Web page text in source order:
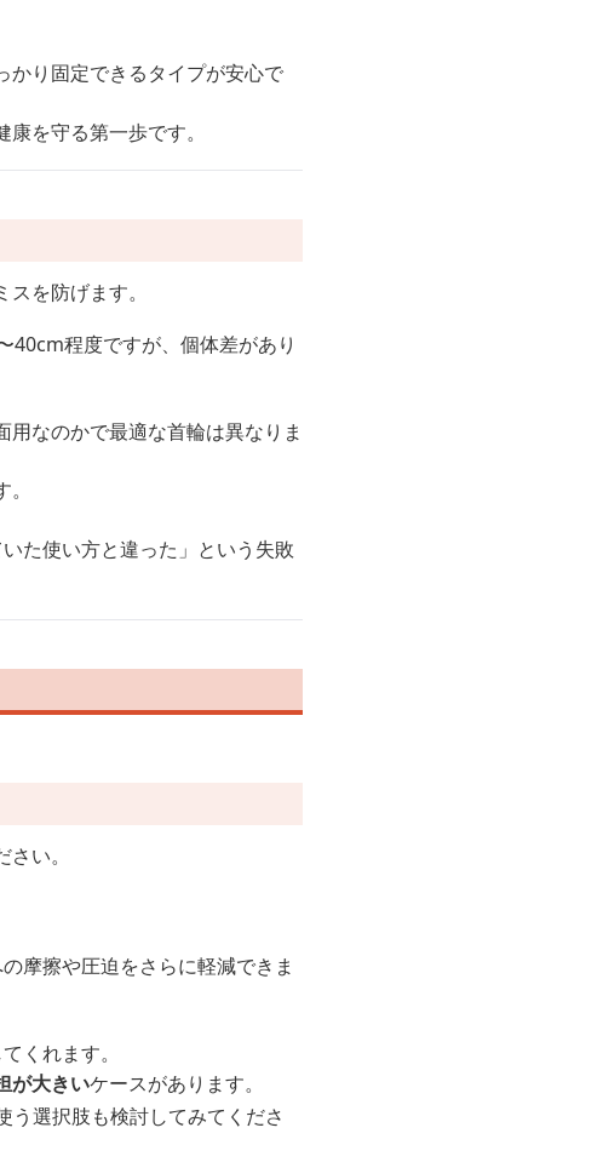
かり固定できるタイプが安心で
を守る第一歩です。
を防げます。
40cm程度ですが、個体差があり
用なのかで最適な首輪は異なりま
た使い方と違った」という失敗
い。
摩擦や圧迫をさらに軽減できま
くれます。
が大きいケースがあります。
選択肢も検討してみてくださ